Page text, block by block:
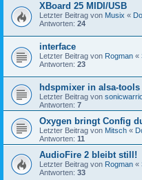
XBoard 25 MIDI/USB
Letzter Beitrag von Musix «
Antworten: 24
interface
Letzter Beitrag von Rogman «
Antworten: 23
hdspmixer in alsa-tools
Letzter Beitrag von
Antworten: 7
Oxygen bringt Config
Letzter Beitrag von Mitsch «
Antworten: 11
AudioFire 2 bleibt still!
Letzter Beitrag von Rogman «
Antworten: 33